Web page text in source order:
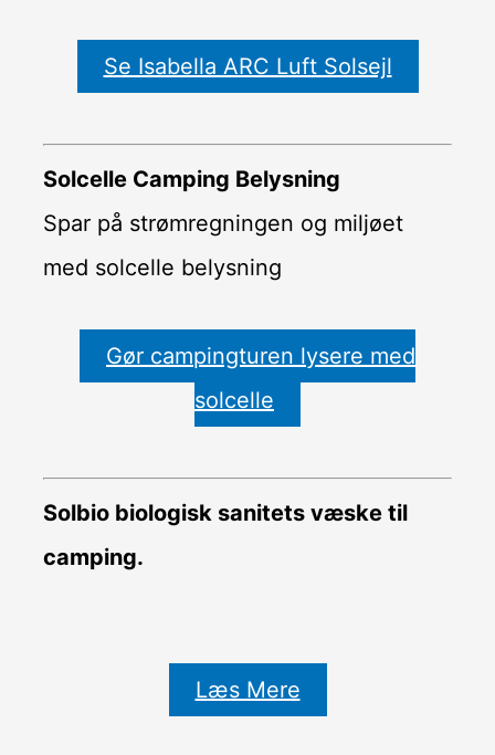
Se Isabella ARC Luft Solsejl
Solcelle Camping Belysning
Spar på strømregningen og miljøet
med solcelle belysning
Gør campingturen lysere med
solcelle
Solbio biologisk sanitets væske til
camping.
Læs Mere